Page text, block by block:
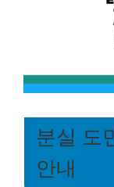
분실 도
안내